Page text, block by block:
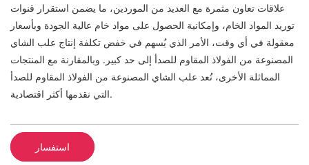
علاقات تعاون مثمرة مع العديد من الموردين، ما يضمن استقرار قنوات
توريد المواد الخام، وإمكانية الحصول على مواد خام عالية الجودة وبأسعار
معقولة في أي وقت، الأمر الذي يُسهم في خفض تكلفة إنتاج علب الشاي
المصنوعة من الفولاذ المقاوم للصدأ إلى حد كبير. وبالمقارنة مع المنتجات
المماثلة الأخرى، تُعد علب الشاي المصنوعة من الفولاذ المقاوم للصدأ
التي نقدمها أكثر اقتصادية.
استفسار